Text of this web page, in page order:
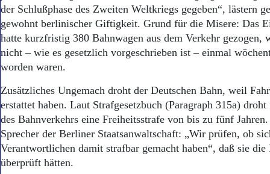
Start
Wer wir sind
Aktuelle Ausgabe
Abonnenten-Login
Abonnent werden
Abo Prämien
Pommern
Berlin-Brandenburg
Schlesien
Danzig und Westpreußen
der Schlußphase des Zweiten Weltkriegs gegeben“, lästern
gewohnt berlinischer Giftigkeit. Grund für die Misere: Das
hatte kurzfristig 380 Bahnwagen aus dem Verkehr gezogen,
nicht – wie es gesetzlich vorgeschrieben ist – einmal
worden waren.
Zusätzliches Ungemach droht der Deutschen Bahn, weil
erstattet haben. Laut Strafgesetzbuch (Paragraph 315a)
des Bahnverkehrs eine Freiheitsstrafe von bis zu fünf
Sprecher der Berliner Staatsanwaltschaft: „Wir prüfen, ob
Verantwortlichen damit strafbar gemacht haben“, daß sie die
überprüft hätten.